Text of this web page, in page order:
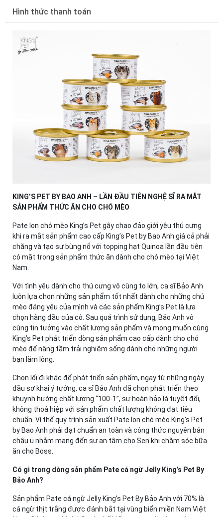
Hình thức thanh toán
KING’S PET BY BAO ANH – LẦN ĐẦU TIÊN NGHỆ SĨ RA MẮT
SẢN PHẨM THỨC ĂN CHO CHÓ MÈO
Pate lon chó mèo King’s Pet gây chao đảo giới yêu thú cưng
khi ra mắt sản phẩm cao cấp King’s Pet by Bao Anh giá cả phải
chăng và tạo sự bùng nổ với topping hạt Quinoa lần đầu tiên
có mặt trong sản phẩm thức ăn dành cho chó mèo tại Việt
Nam.
Với tình yêu dành cho thú cưng vô cùng to lớn, ca sĩ Bảo Anh
luôn lựa chọn những sản phẩm tốt nhất dành cho những chú
mèo đáng yêu của mình và các sản phẩm King’s Pet là lựa
chọn hàng đầu của cô. Sau quá trình sử dụng, Bảo Anh vô
cùng tin tưởng vào chất lượng sản phẩm và mong muốn cùng
King’s Pet phát triển dòng sản phẩm cao cấp dành cho chó
mèo để nâng tầm trải nghiệm sống dành cho những người
bạn lắm lông.
Chọn lối đi khác để phát triển sản phẩm, ngay từ những ngày
đầu sơ khai ý tưởng, ca sĩ Bảo Anh đã chọn phát triển theo
khuynh hướng chất lượng “100-1”, sự hoàn hảo là tuyệt đối,
không thoả hiệp với sản phẩm chất lượng không đạt tiêu
chuẩn. Vì thế quy trình sản xuất Pate lon chó mèo King’s Pet
by Bao Anh phải đạt chuẩn an toàn và công thức nguyên bản
châu u nhằm mang đến sự an tâm cho Sen khi chăm sóc bữa
ăn cho Boss.
Có gì trong dòng sản phẩm Pate cá ngừ Jelly King’s Pet By
Bảo Anh?
Sản phẩm Pate cá ngừ Jelly King’s Pet By Bảo Anh với 70% là
cá ngừ thịt trắng được đánh bắt tại vùng biển miền Nam Việt